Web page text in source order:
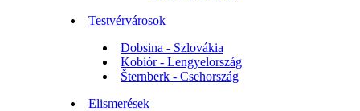
Testvérvárosok
Dobsina - Szlovákia
Kobiór - Lengyelország
Šternberk - Csehország
Elismerések